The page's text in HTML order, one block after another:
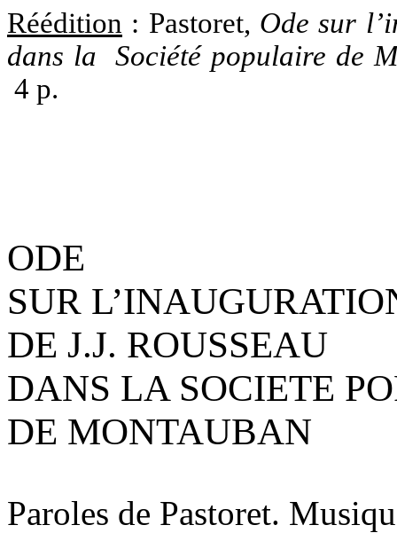
Réédition : Pastoret, Ode sur
dans la
Société populaire de
4 p.
ODE
SUR
DE J.J. ROUSSEAU
DANS LA SOCIETE
DE MONTAUBAN
Paroles de Pastoret.